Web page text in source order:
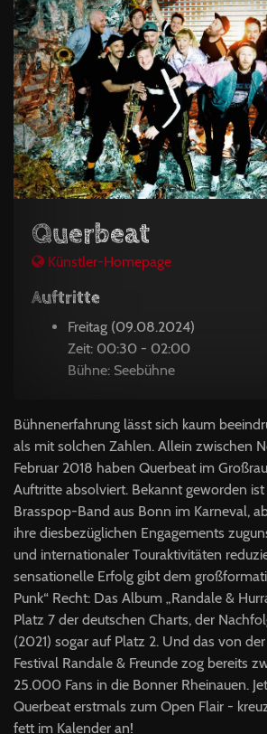
Querbeat
Künstler-Homepage
Auftritte
Freitag (09.08.2024)
Zeit: 00:30 - 02:00
Bühne: Seebühne
Bühnenerfahrung lässt sich kaum
als mit solchen Zahlen. Allein zwischen
Februar 2018 haben Querbeat im
Auftritte absolviert. Bekannt geworden
Brasspop-Band aus Bonn im Karneval,
ihre diesbezüglichen Engagements
und internationaler Touraktivitäten
sensationelle Erfolg gibt dem
Punk“ Recht: Das Album „Randale &
Platz 7 der deutschen Charts, der
(2021) sogar auf Platz 2. Und das von
Festival Randale & Freunde zog bereits
25.000 Fans in die Bonner Rheinauen.
Querbeat erstmals zum Open Flair -
fett im Kalender an!